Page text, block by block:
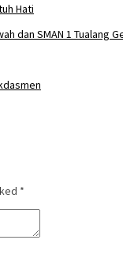
Hati
dan SMAN 1
*